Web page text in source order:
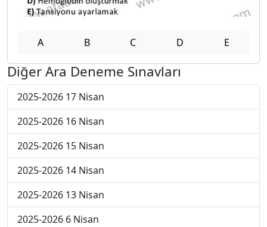
A B C D E
Diğer Ara Deneme Sınavları
2025-2026 17 Nisan
2025-2026 16 Nisan
2025-2026 15 Nisan
2025-2026 14 Nisan
2025-2026 13 Nisan
2025-2026 6 Nisan